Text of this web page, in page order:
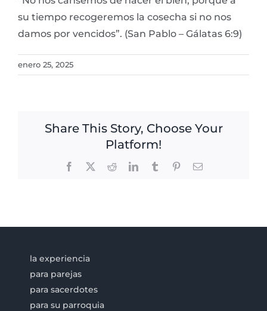
su tiempo recogeremos la cosecha si no nos
damos por vencidos”. (San Pablo – Gálatas 6:9)
enero 25, 2025
Share This Story, Choose Your
Platform!
Facebook RedditLinkedInTumblr PinterestEmail
la experiencia
para parejas
para sacerdotes
para su parroquia